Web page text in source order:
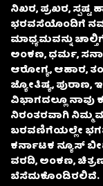
ನಿಖರ, ಪ್ರಖರ, ಸ್ಪಷ್ಟ
ಭರವಸೆಯೊಂದಿಗೆ
ಮಾಧ್ಯಮವನ್ನು ಚಾಲ್ತಿಗೆ
ಅಂಕಣ, ಧರ್ಮ,
ಆರೋಗ್ಯ, ಆಹಾರ,
ಜ್ಯೋತಿಷ್ಯ,
ವಿಭಾಗದಲ್ಲೂ ನಾವು
ನಿರಂತರವಾಗಿ ನಿಮ್ಮ
ಬರವಣಿಗೆಯಲ್ಲೇ
ಕರ್ನಾಟಕ ನ್ಯೂಸ್
ವರದಿ, ಅಂಕಣ,
ಬೆಸೆದುಕೊಂಡಿರಲಿದೆ.